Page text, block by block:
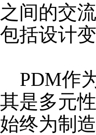
之间的交
包括设计
PDM作
其是多元
始终为制